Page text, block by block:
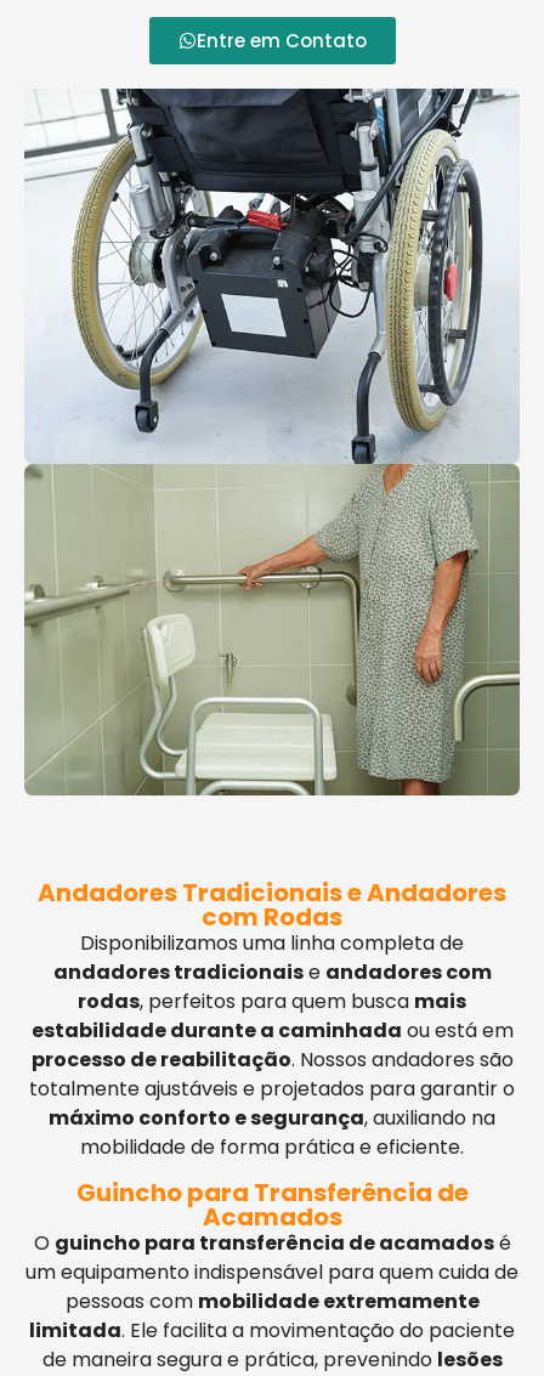
Entre em Contato
Andadores Tradicionais e Andadores
com Rodas
Disponibilizamos uma linha completa de
andadores tradicionaise andadores com
rodas, perfeitos para quem busca mais
estabilidade durante a caminhada ou está em
processo de reabilitação. Nossos andadores são
totalmente ajustáveis e projetados para garantir o
máximo conforto e segurança, auxiliando na
mobilidade de forma prática e eficiente.
Guincho para Transferência de
Acamados
O guincho para transferência de acamadosé
um equipamento indispensável para quem cuida de
pessoas com mobilidade extremamente
limitada. Ele facilita a movimentação do paciente
de maneira segura e prática, prevenindo lesões